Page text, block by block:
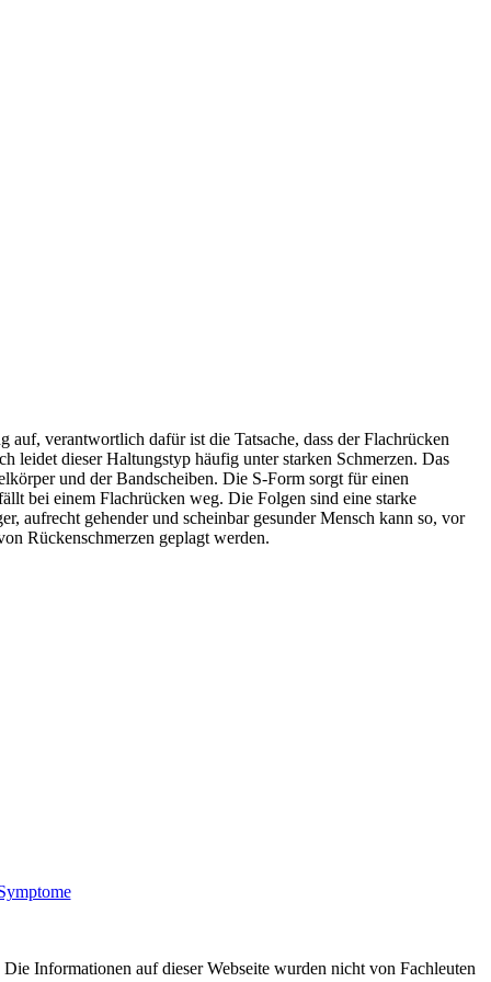
verantwortlich dafür ist die Tatsache, dass der Flachrücken
leidet dieser Haltungstyp häufig unter starken Schmerzen. Das
und der Bandscheiben. Die S-Form sorgt für einen
bei einem Flachrücken weg. Die Folgen sind eine starke
aufrecht gehender und scheinbar gesunder Mensch kann so, vor
Rückenschmerzen geplagt werden.
Informationen auf dieser Webseite wurden nicht von Fachleuten